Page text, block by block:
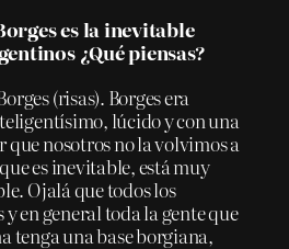
es la inevitable
¿Qué piensas?
(risas). Borges era
lúcido y con una
nosotros no la volvimos a
es inevitable, está muy
Ojalá que todos los
en general toda la gente que
tenga una base borgiana,